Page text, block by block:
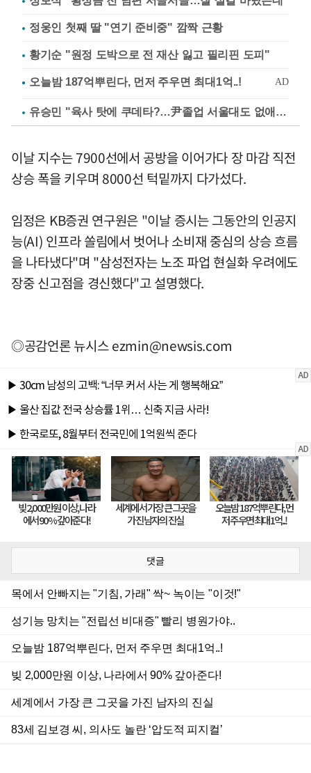
정웅인 첫째 딸 "연기 준비중" 깜짝 근황
황기순 "원정 도박으로 전 재산 잃고 필리핀 도피"
유승민 "육사 탓에 쿠데타?…尹졸업 서울대도 없애나"
이날 지수는 7900선에서 공방을 이어가다 장 마감 직전
상승 폭을 키우며 8000선 턱밑까지 다가섰다.
임정은 KB증권 연구원은 "이날 증시는 그동안의 인공지
능(AI) 인프라 쏠림에서 벗어나 소비재 중심의 상승 흐름
을 나타냈다"며 "삼성전자는 노조 파업 현실화 우려에도
장중 신고점을 경신했다"고 설명했다.
◎공감언론 뉴시스ezmin@newsis.com
댓글